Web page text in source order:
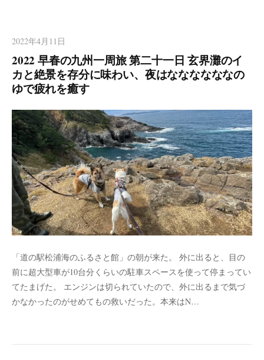
2022年4月11日
2022 早春の九州一周旅 第二十一日 玄界灘のイ
カと絶景を存分に味わい、夜はななななななの
ゆで疲れを癒す
「道の駅松浦海のふるさと館」の朝が来た。 外に出ると、目の
前に超大型車が10台分くらいの駐車スペースを使って停まってい
てたまげた。 エンジンは切られていたので、外に出るまで気づ
かなかったのがせめてもの救いだった。本来はN…